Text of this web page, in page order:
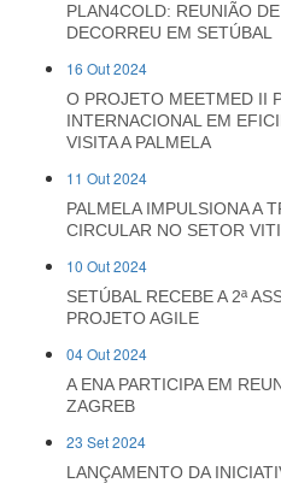
PLAN4COLD: REUNIÃO
DECORREU EM SETÚBAL
16 Out 2024
O PROJETO MEETMED II
INTERNACIONAL EM
VISITA A PALMELA
11 Out 2024
PALMELA IMPULSIONA A
CIRCULAR NO SETOR
10 Out 2024
SETÚBAL RECEBE A 2ª
PROJETO AGILE
04 Out 2024
A ENA PARTICIPA EM
ZAGREB
23 Set 2024
LANÇAMENTO DA